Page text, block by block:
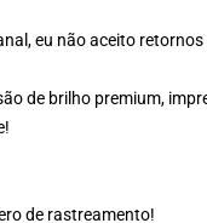
eu não aceito
de brilho premium,
de rastreamento!